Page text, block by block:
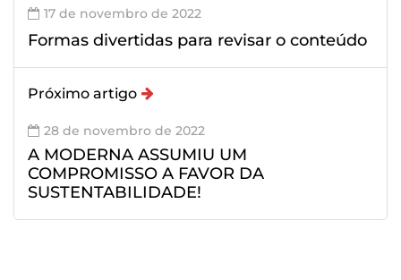
17 de novembro de 2022
Formas divertidas para revisar o conteúdo
Próximo artigo
28 de novembro de 2022
A MODERNA ASSUMIU UM
COMPROMISSO A FAVOR DA
SUSTENTABILIDADE!